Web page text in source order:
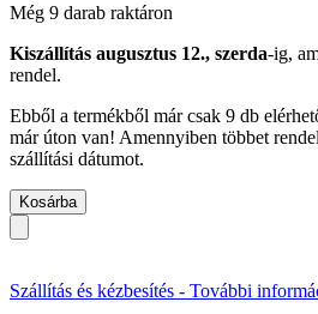
Még 9 darab raktáron
Kiszállítás augusztus 12., szerda-ig,
rendel.
Ebből a termékből már csak 9 db
már úton van! Amennyiben többet
szállítási dátumot.
Kosárba
Szállítás és kézbesítés - További